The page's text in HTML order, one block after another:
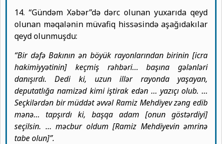
14. “Gündəm Xəbər”də dərc olunan yuxarıda qeyd
olunan məqalənin müvafiq hissəsində aşağıdakılar
qeyd olunmuşdu:
“Bir dəfə Bakının ən böyük rayonlarından birinin [icra
hakimiyyətinin] keçmiş rəhbəri… başına gələnləri
danışırdı. Dedi ki, uzun illər rayonda yaşayan,
deputatlığa namizəd kimi iştirak edən … yazıçı olub. …
Seçkilərdən bir müddət əvvəl Ramiz Mehdiyev zəng edib
mənə… tapşırdı ki, başqa adam [onun göstərdiyi]
seçilsin. … məcbur oldum [Ramiz Mehdiyevin əmrinə
tabe olun]”.